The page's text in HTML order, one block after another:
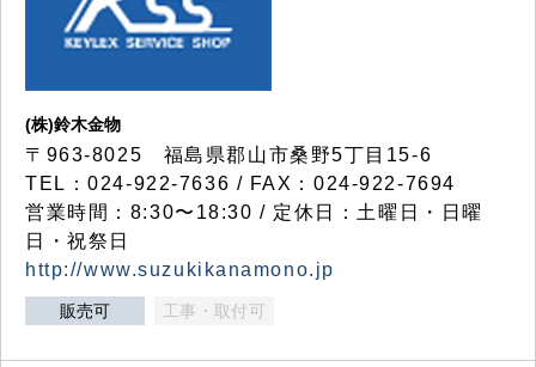
(株)鈴木金物
〒963-8025 福島県郡山市桑野5丁目15-6
TEL：024-922-7636 / FAX：024-922-7694
営業時間：8:30〜18:30 / 定休日：土曜日・日曜
日・祝祭日
http://www.suzukikanamono.jp
販売可 工事・取付可